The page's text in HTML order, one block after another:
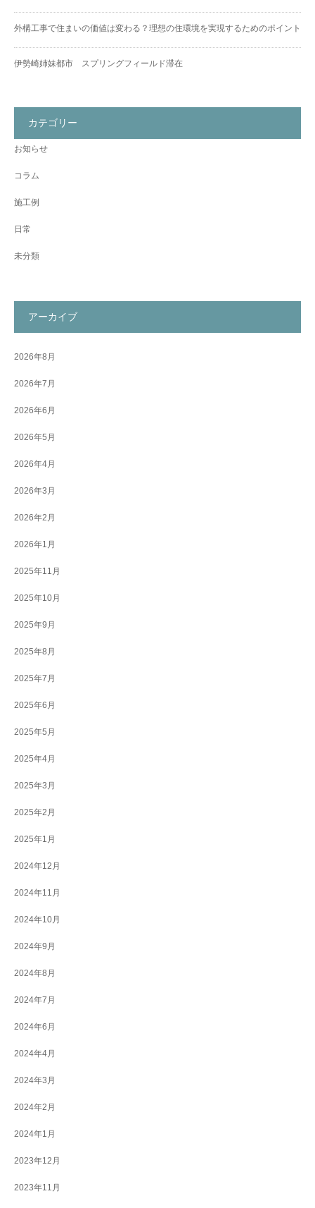
外構工事で住まいの価値は変わる？理想の住環境を実現するためのポイント
伊勢崎姉妹都市 スプリングフィールド滞在
カテゴリー
お知らせ
コラム
施工例
日常
未分類
アーカイブ
2026年8月
2026年7月
2026年6月
2026年5月
2026年4月
2026年3月
2026年2月
2026年1月
2025年11月
2025年10月
2025年9月
2025年8月
2025年7月
2025年6月
2025年5月
2025年4月
2025年3月
2025年2月
2025年1月
2024年12月
2024年11月
2024年10月
2024年9月
2024年8月
2024年7月
2024年6月
2024年4月
2024年3月
2024年2月
2024年1月
2023年12月
2023年11月